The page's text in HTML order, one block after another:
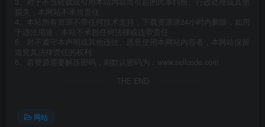
损失，本网站不承担责任
4、本站所有资源不带任何技术支持，下载资源请24小时内删除，如用
于违法用途，本站不承担任何法律或连带责任
5、对不遵守本声明或其他违法、恶意使用本网站内容者，本网站保留
追究其法律责任的权利
6、若资源需要解压密码，则默认密码为：www.sellcode.com
THE END
网站